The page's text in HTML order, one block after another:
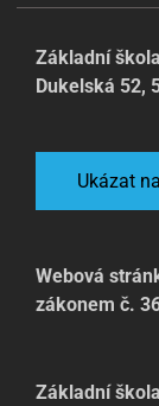
Základní
Dukelská 52,
Ukázat
Webová
zákonem č.
Základní škola